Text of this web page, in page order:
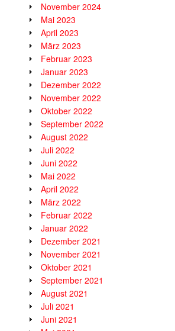
November 2024
Mai 2023
April 2023
März 2023
Februar 2023
Januar 2023
Dezember 2022
November 2022
Oktober 2022
September 2022
August 2022
Juli 2022
Juni 2022
Mai 2022
April 2022
März 2022
Februar 2022
Januar 2022
Dezember 2021
November 2021
Oktober 2021
September 2021
August 2021
Juli 2021
Juni 2021